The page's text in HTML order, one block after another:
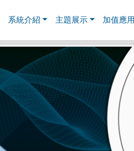
系統介紹 主題展示 加值應用